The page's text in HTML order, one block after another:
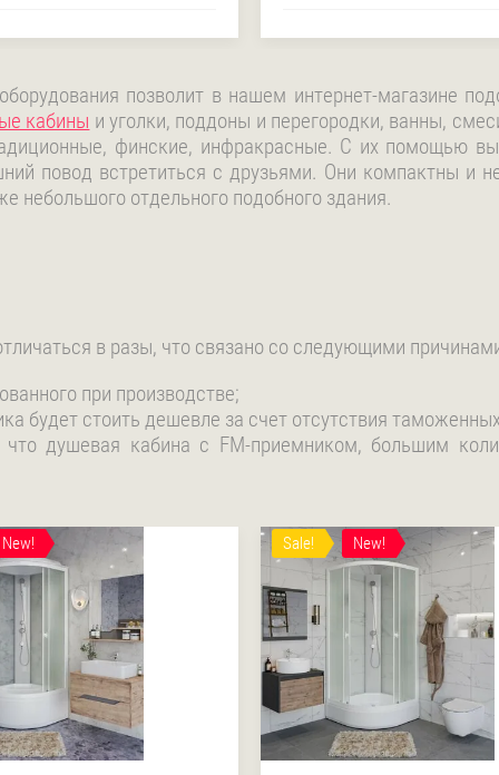
позволит в нашем интернет-магазине
кабины и уголки, поддоны и перегородки, ванны,
финские, инфракрасные. С их помощью
повод встретиться с друзьями. Они компактны и
небольшого отдельного подобного здания.
в разы, что связано со следующими
при производстве;
будет стоить дешевле за счет отсутствия
что душевая кабина с FM-приемником, большим
New! Sale! New!